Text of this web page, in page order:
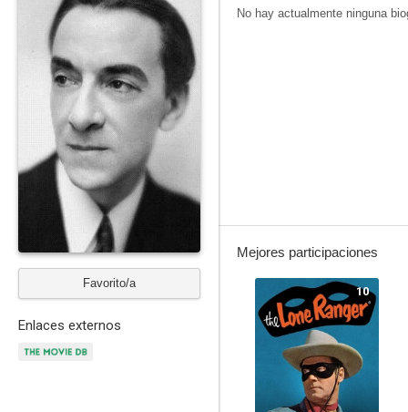
Favorito/a
Enlaces externos
No hay actualmente ninguna
Mejores participaciones
10